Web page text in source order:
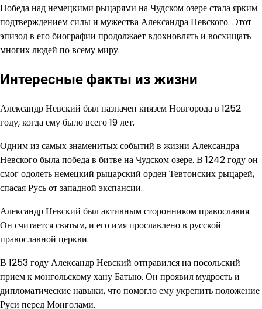
Победа над немецкими рыцарями на Чудском озере стала ярким
подтверждением силы и мужества Александра Невского. Этот
эпизод в его биографии продолжает вдохновлять и восхищать
многих людей по всему миру.
Интересные факты из жизни
Александр Невский был назначен князем Новгорода в 1252
году, когда ему было всего 19 лет.
Одним из самых знаменитых событий в жизни Александра
Невского была победа в битве на Чудском озере. В 1242 году он
смог одолеть немецкий рыцарский орден Тевтонских рыцарей,
спасая Русь от западной экспансии.
Александр Невский был активным сторонником православия.
Он считается святым, и его имя прославлено в русской
православной церкви.
В 1253 году Александр Невский отправился на посольский
прием к монгольскому хану Батыю. Он проявил мудрость и
дипломатические навыки, что помогло ему укрепить положение
Руси перед Монголами.